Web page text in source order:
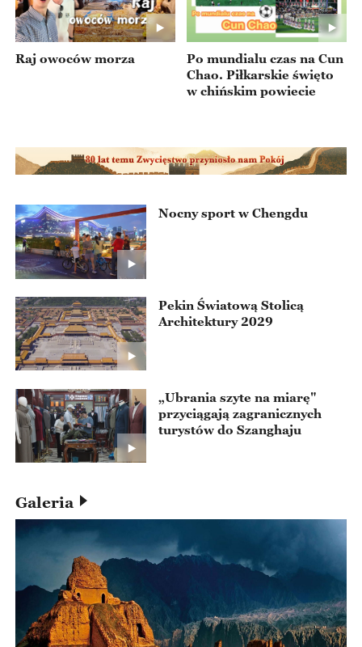
Raj owoców morza
Po mundialu czas na Cun
Chao. Piłkarskie święto
w chińskim powiecie
Nocny sport w Chengdu
Pekin Światową Stolicą
Architektury 2029
„Ubrania szyte na miarę"
przyciągają zagranicznych
turystów do Szanghaju
Galeria